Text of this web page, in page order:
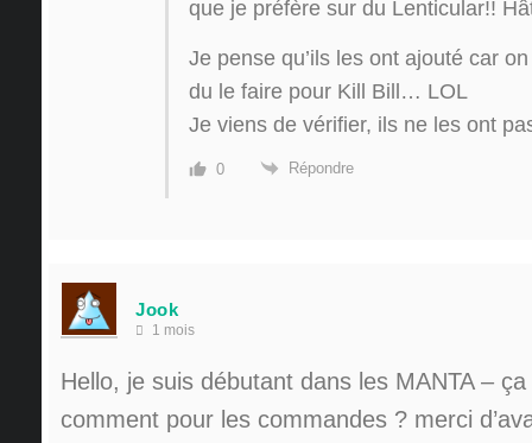
que je préfère sur du Lenticular!!
Je pense qu’ils les ont ajouté car
du le faire pour Kill Bill… LOL
Je viens de vérifier, ils ne les ont
0 Répondre
Jook
1 mois
Hello, je suis débutant dans les MANTA –
comment pour les commandes ? merci